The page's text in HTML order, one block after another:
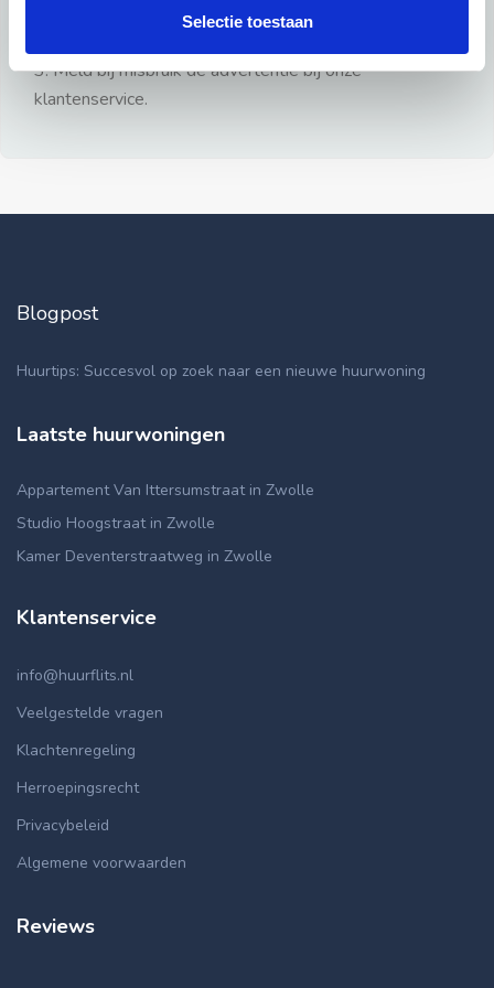
Selectie toestaan
3: Meld bij misbruik de advertentie bij onze
klantenservice.
Blogpost
Huurtips: Succesvol op zoek naar een nieuwe huurwoning
Laatste huurwoningen
Appartement Van Ittersumstraat in Zwolle
Studio Hoogstraat in Zwolle
Kamer Deventerstraatweg in Zwolle
Klantenservice
info@huurflits.nl
Veelgestelde vragen
Klachtenregeling
Herroepingsrecht
Privacybeleid
Algemene voorwaarden
Reviews